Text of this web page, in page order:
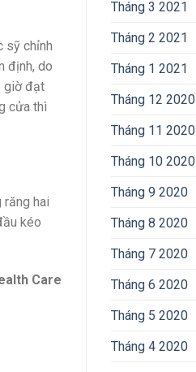
sỹ chỉnh
định, do
giờ đạt
cửa thì
răng hai
kéo
Care
Tháng 3 2021
Tháng 2 2021
Tháng 1 2021
Tháng 12 2020
Tháng 11 2020
Tháng 10 2020
Tháng 9 2020
Tháng 8 2020
Tháng 7 2020
Tháng 6 2020
Tháng 5 2020
Tháng 4 2020